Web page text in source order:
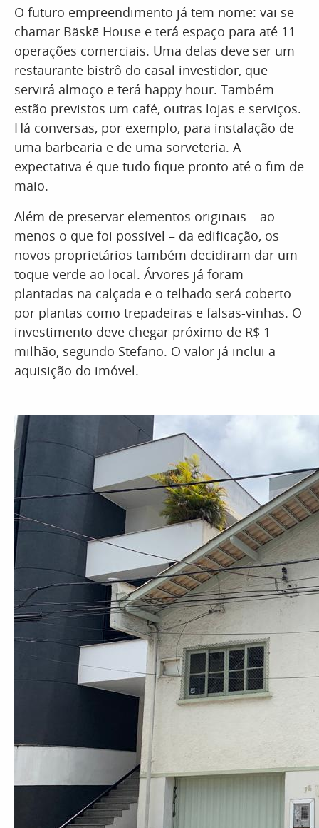
O futuro empreendimento já tem nome: vai se
chamar Bäskē House e terá espaço para até 11
operações comerciais. Uma delas deve ser um
restaurante bistrô do casal investidor, que
servirá almoço e terá happy hour. Também
estão previstos um café, outras lojas e serviços.
Há conversas, por exemplo, para instalação de
uma barbearia e de uma sorveteria. A
expectativa é que tudo fique pronto até o fim de
maio.
Além de preservar elementos originais – ao
menos o que foi possível – da edificação, os
novos proprietários também decidiram dar um
toque verde ao local. Árvores já foram
plantadas na calçada e o telhado será coberto
por plantas como trepadeiras e falsas-vinhas. O
investimento deve chegar próximo de R$ 1
milhão, segundo Stefano. O valor já inclui a
aquisição do imóvel.